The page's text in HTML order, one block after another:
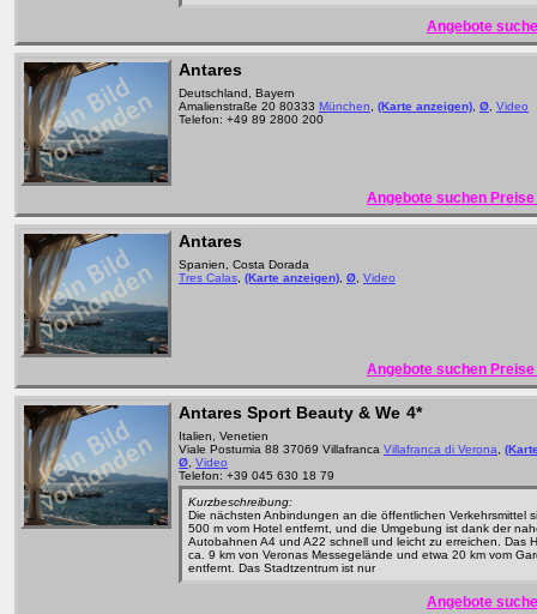
Angebote
Antares
Deutschland, Bayern
Amalienstraße 20 80333 München (Karte anzeigen) Ø Video
Telefon: +49 89 2800 200
Angebote suchen
Antares
Spanien, Costa Dorada
Tres Calas (Karte anzeigen) Ø Video
Angebote suchen
Antares Sport Beauty & We 4*
Italien, Venetien
Viale Postumia 88 37069 Villafranca Villafranca di Verona
Ø Video
Telefon: +39 045 630 18 79
Kurzbeschreibung:
Die nächsten Anbindungen an die öffentlichen Verkehrsmittel
500 m vom Hotel entfernt, und die Umgebung ist dank der
Autobahnen A4 und A22 schnell und leicht zu erreichen. Das
ca. 9 km von Veronas Messegelände und etwa 20 km vom
entfernt. Das Stadtzentrum ist nur
Angebote